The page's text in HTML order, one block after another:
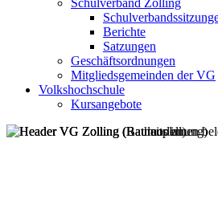
Schulverband Zolling
Berichte
Satzungen
Geschäftsordnungen
Mitgliedsgemeinden der VG
Volkshochschule
Kursangebote